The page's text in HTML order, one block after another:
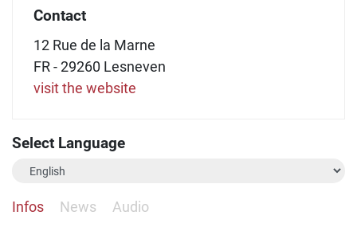
Contact
12 Rue de la Marne
FR - 29260 Lesneven
visit the website
Select Language
Infos News Audio